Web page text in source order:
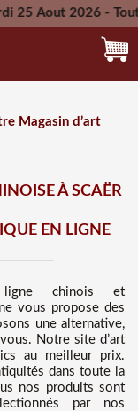
- Toutes les
Magasin d’art
À SCAËR
EN LIGNE
chinois et
vous propose des
une alternative,
Notre site d’art
au meilleur prix.
dans toute la
nos produits sont
par nos